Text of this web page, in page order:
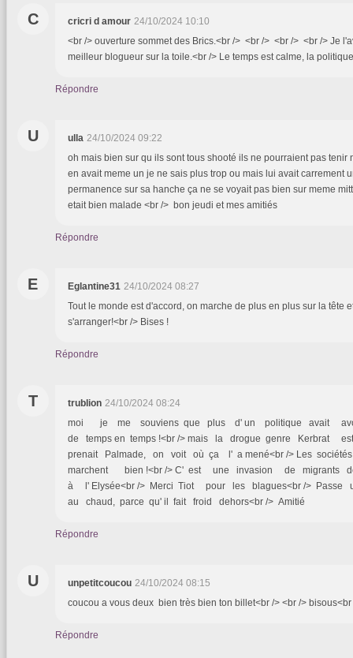
C cricri d amour 24/10/2024 10:10
<br /> ouverture sommet des Brics.<br /> <br /> <br /> <br /> Je
meilleur blogueur sur la toile.<br /> Le temps est calme, la
Répondre
U ulla 24/10/2024 09:22
oh mais bien sur qu ils sont tous shooté ils ne pourraient pas tenir
en avait meme un je ne sais plus trop ou mais lui avait carrement
permanence sur sa hanche ça ne se voyait pas bien sur meme
etait bien malade <br /> bon jeudi et mes amitiés
Répondre
E Eglantine31 24/10/2024 08:27
Tout le monde est d'accord, on marche de plus en plus sur la tête
s'arranger!<br /> Bises !
Répondre
T trublion 24/10/2024 08:24
moi je me souviens que plus d' un politique avait
de temps en temps !<br /> mais la drogue genre Kerbrat
prenait Palmade, on voit où ça l' a mené<br /> Les
marchent bien !<br /> C' est une invasion de migrants
à l' Elysée<br /> Merci Tiot pour les blagues<br />
au chaud, parce qu' il fait froid dehors<br /> Amitié
Répondre
U unpetitcoucou 24/10/2024 08:15
coucou a vous deux bien très bien ton billet<br /> <br /> bisous<br
Répondre